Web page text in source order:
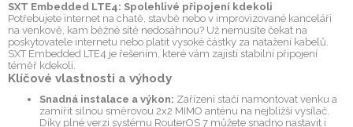
SXT Embedded LTE4: Spolehlivé připojení kdekoli
Potřebujete internet na chatě, stavbě nebo v improvizované kanceláři
na venkově, kam běžné sítě nedosáhnou? Už nemusíte čekat na
poskytovatele internetu nebo platit vysoké částky za natažení kabelů.
SXT Embedded LTE4 je řešením, které vám zajistí stabilní připojení
téměř kdekoli.
Klíčové vlastnosti a výhody
Snadná instalace a výkon: Zařízení stačí namontovat venku a
zamířit silnou směrovou 2x2 MIMO anténu na nejbližší vysílač.
Díky plné verzi systému RouterOS 7 můžete snadno nastavit i